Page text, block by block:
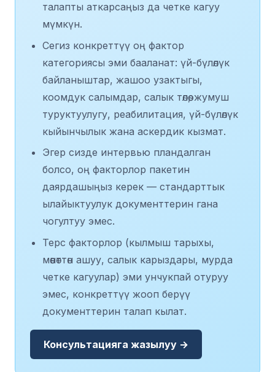
талапты аткарсаңыз да четке кагуу
мүмкүн.
Сегиз конкреттүү оң фактор
категориясы эми бааланат: үй-бүлөлүк
байланыштар, жашоо узактыгы,
коомдук салымдар, салык төлөө, жумуш
туруктуулугу, реабилитация, үй-бүлөлүк
кыйынчылык жана аскердик кызмат.
Эгер сизде интервью пландалган
болсо, оң факторлор пакетин
даярдашыңыз керек — стандарттык
ылайыктуулук документтерин гана
чогултуу эмес.
Терс факторлор (кылмыш тарыхы,
мөөнөттөн ашуу, салык карыздары, мурда
четке кагуулар) эми унчукпай отуруу
эмес, конкреттүү жооп берүү
документтерин талап кылат.
Консультацияга жазылуу →